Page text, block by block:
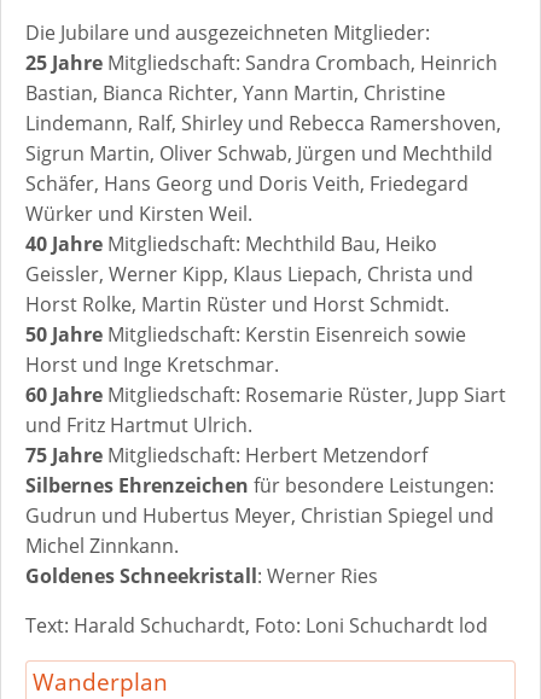
Die Jubilare und ausgezeichneten Mitglieder:
25 Jahre Mitgliedschaft: Sandra Crombach, Heinrich
Bastian, Bianca Richter, Yann Martin, Christine
Lindemann, Ralf, Shirley und Rebecca Ramershoven,
Sigrun Martin, Oliver Schwab, Jürgen und Mechthild
Schäfer, Hans Georg und Doris Veith, Friedegard
Würker und Kirsten Weil.
40 Jahre Mitgliedschaft: Mechthild Bau, Heiko
Geissler, Werner Kipp, Klaus Liepach, Christa und
Horst Rolke, Martin Rüster und Horst Schmidt.
50 Jahre Mitgliedschaft: Kerstin Eisenreich sowie
Horst und Inge Kretschmar.
60 Jahre Mitgliedschaft: Rosemarie Rüster, Jupp Siart
und Fritz Hartmut Ulrich.
75 Jahre Mitgliedschaft: Herbert Metzendorf
Silbernes Ehrenzeichen für besondere Leistungen:
Gudrun und Hubertus Meyer, Christian Spiegel und
Michel Zinnkann.
Goldenes Schneekristall: Werner Ries
Text: Harald Schuchardt, Foto: Loni Schuchardt lod
Wanderplan